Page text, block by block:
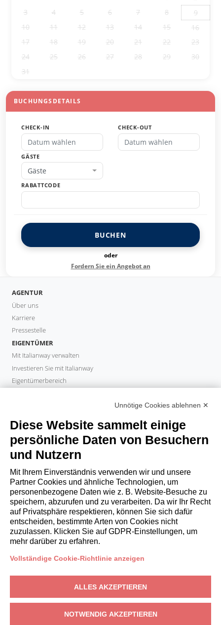
3
4 5 6 7 8
9
10
11 12 13 14 15
16
17
18 19 20 21 22
23
24
25 26 27 28 29
30
31
BUCHUNGSDETAILS
CHECK-IN CHECK-OUT
GÄSTE
Gäste
RABATTCODE
BUCHEN
oder
Fordern Sie ein Angebot an
AGENTUR
Über uns
Karriere
Pressestelle
EIGENTÜMER
Mit Italianway verwalten
Investieren Sie mit Italianway
Eigentümerbereich
GÄSTE
Aufenthalt buchen
Langzeitaufenthalte
Gästeerlebnisse
Rabatte fuer gaeste
Bedingungen für Unternehmen
booking@italianway.house
+390286882952
USt-IdNr.: 08839180968 -PMI Innovativa
Datenschutz-Bedingungen-Cookies-Whistleblowing
Unnötige Cookies ablehnen ✕
Diese Website sammelt einige
persönliche Daten von Besuchern
und Nutzern
Mit Ihrem Einverständnis verwenden wir und unsere
Partner Cookies und ähnliche Technologien, um
personenbezogene Daten wie z. B. Website-Besuche zu
speichern, abzurufen und zu verarbeiten. Da wir Ihr Recht
auf Privatsphäre respektieren, können Sie sich dafür
entscheiden, bestimmte Arten von Cookies nicht
zuzulassen. Klicken Sie auf GDPR-Einstellungen, um
mehr darüber zu erfahren.
Vollständige Cookie-Richtlinie anzeigen
ALLES AKZEPTIEREN
NOTWENDIG AKZEPTIEREN